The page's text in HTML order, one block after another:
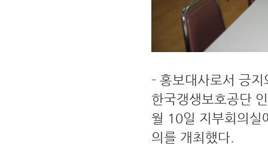
- 홍보대사로서 긍
한국갱생보호공단
월 10일 지부회의실
의를 개최했다.